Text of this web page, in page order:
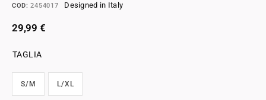
COD:2454017 Designed in Italy
29,99 €
TAGLIA
S/M L/XL